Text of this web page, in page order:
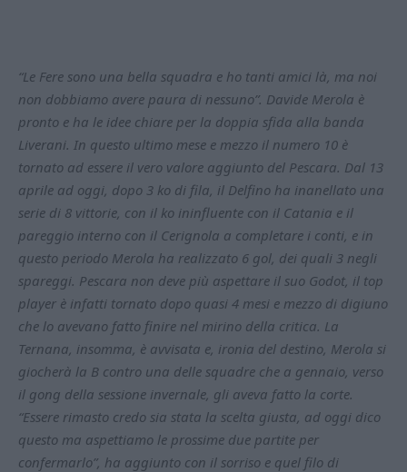
“Le Fere sono una bella squadra e ho tanti amici là, ma noi
non dobbiamo avere paura di nessuno”. Davide Merola è
pronto e ha le idee chiare per la doppia sfida alla banda
Liverani. In questo ultimo mese e mezzo il numero 10 è
tornato ad essere il vero valore aggiunto del Pescara. Dal 13
aprile ad oggi, dopo 3 ko di fila, il Delfino ha inanellato una
serie di 8 vittorie, con il ko ininfluente con il Catania e il
pareggio interno con il Cerignola a completare i conti, e in
questo periodo Merola ha realizzato 6 gol, dei quali 3 negli
spareggi. Pescara non deve più aspettare il suo Godot, il top
player è infatti tornato dopo quasi 4 mesi e mezzo di digiuno
che lo avevano fatto finire nel mirino della critica. La
Ternana, insomma, è avvisata e, ironia del destino, Merola si
giocherà la B contro una delle squadre che a gennaio, verso
il gong della sessione invernale, gli aveva fatto la corte.
“Essere rimasto credo sia stata la scelta giusta, ad oggi dico
questo ma aspettiamo le prossime due partite per
confermarlo”, ha aggiunto con il sorriso e quel filo di